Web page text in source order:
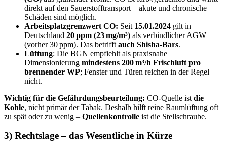
direkt auf den Sauerstofftransport – akute und chronische
Schäden sind möglich.
Arbeitsplatzgrenzwert CO: Seit 15.01.2024 gilt in
Deutschland 20 ppm (23 mg/m³) als verbindlicher AGW
(vorher 30 ppm). Das betrifft auch Shisha‑Bars.
Lüftung: Die BGN empfiehlt als praxisnahe
Dimensionierung mindestens 200 m³/h Frischluft pro
brennender WP; Fenster und Türen reichen in der Regel
nicht.
Wichtig für die Gefährdungsbeurteilung: CO‑Quelle ist die
Kohle, nicht primär der Tabak. Deshalb hilft reine Raumlüftung oft
zu spät oder zu wenig – Quellenkontrolle ist die Stellschraube.
3) Rechtslage – das Wesentliche in Kürze